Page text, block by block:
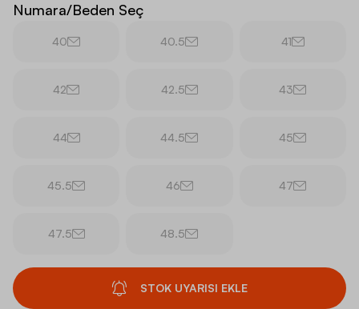
Numara/Beden Seç
40 40.5 41
42 42.5 43
44 44.5 45
45.5 46 47
47.5 48.5
STOK UYARISI EKLE